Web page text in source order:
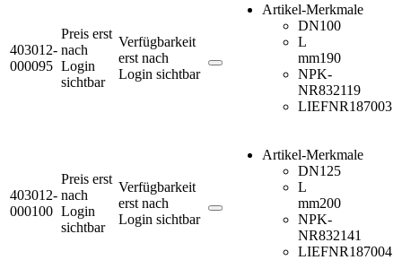
403012-
000095
Preis erst
nach
Login
sichtbar
Verfügbarkeit
erst nach
Login sichtbar
Artikel-Merkmale
DN100
L
mm190
NPK-
NR832119
LIEFNR187003
403012-
000100
Preis erst
nach
Login
sichtbar
Verfügbarkeit
erst nach
Login sichtbar
Artikel-Merkmale
DN125
L
mm200
NPK-
NR832141
LIEFNR187004